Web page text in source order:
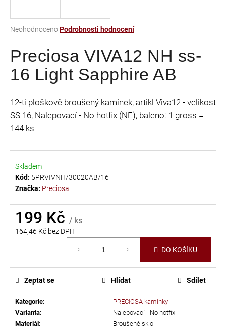
Průměrné
produktu
je
0,0
hvězdiček.
NeohodnocenoPodrobnosti hodnocení
Preciosa VIVA12 NH ss-
16 Light Sapphire AB
12-ti ploškově broušený kamínek, artikl Viva12 - velikost
SS 16, Nalepovací - No hotfix (NF), baleno: 1 gross =
144 ks
Skladem
Kód: 5PRVIVNH/30020AB/16
Značka: Preciosa
199 Kč / ks
164,46 Kč bez DPH
DO KOŠÍKU
Kategorie:
PRECIOSA kamínky
Varianta:
Nalepovací - No hotfix
Materiál:
Broušené sklo
Zeptat se Hlídat Sdílet
j
t
?
HLEDAT
D
o
p
r
e
PRECIOSA